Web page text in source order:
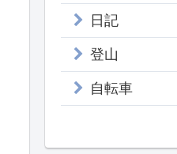
日記
登山
自転車